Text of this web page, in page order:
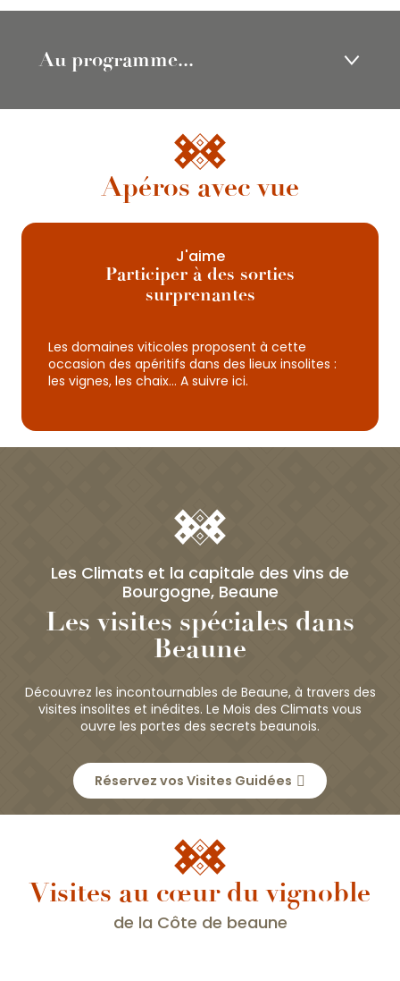
Au programme...
Apéros avec vue
Visites au cœur du vignoble
Les Dégustations
Evenements
Apéros avec vue
J'aime
Participer à des sorties
surprenantes
Les domaines viticoles proposent à cette
occasion des apéritifs dans des lieux insolites :
les vignes, les chaix… A suivre ici.
Les Climats et la capitale des vins de
Bourgogne, Beaune
Les visites spéciales dans
Beaune
Découvrez les incontournables de Beaune, à travers des
visites insolites et inédites. Le Mois des Climats vous
ouvre les portes des secrets beaunois.
Réservez vos Visites Guidées
Visites au cœur du vignoble
de la Côte de beaune